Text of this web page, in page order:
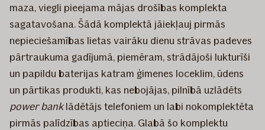
maza, viegli pieejama mājas drošības komplekta
sagatavošana. Šādā komplektā jāiekļauj pirmās
nepieciešamības lietas vairāku dienu strāvas padeves
pārtraukuma gadījumā, piemēram, strādājoši lukturīši
un papildu baterijas katram ģimenes loceklim, ūdens
un pārtikas produkti, kas nebojājas, pilnībā uzlādēts
power banklādētājs telefoniem un labi nokomplektēta
pirmās palīdzības aptieciņa. Glabā šo komplektu